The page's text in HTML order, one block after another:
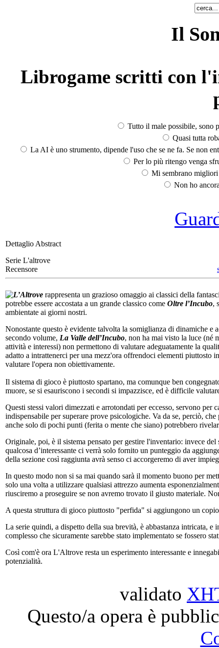
Il
Librogame scritti con
Tutto il male possibile, sono
Quasi tutta
La AI è uno strumento, dipende l'uso che se ne fa. Se non
Per lo più ritengo venga
Mi sembrano
Non ho
Dettaglio Abstract
Serie L'altrove
Recensore
L’Altrove rappresenta un grazioso omaggio ai classici della
potrebbe essere accostata a un grande classico come Oltre l’Incubo,
ambientate ai giorni nostri.
Nonostante questo è evidente talvolta la somiglianza di dinamiche
secondo volume, La Valle dell’Incubo, non ha mai visto la luce (né
attività e interessi) non permettono di valutare adeguatamente la
adatto a intrattenerci per una mezz'ora offrendoci elementi
valutare l'opera non obiettivamente.
Il sistema di gioco è piuttosto spartano, ma comunque ben
muore, se si esauriscono i secondi si impazzisce, ed è difficile
Questi stessi valori dimezzati e arrotondati per eccesso, servono per
indispensabile per superare prove psicologiche. Va da se, perciò,
anche solo di pochi punti (ferita o mente che siano) potrebbero
Originale, poi, è il sistema pensato per gestire l'inventario: invece
qualcosa d’interessante ci verrà solo fornito un punteggio da
della sezione così raggiunta avrà senso ci accorgeremo di aver
In questo modo non si sa mai quando sarà il momento buono per
solo una volta a utilizzare qualsiasi attrezzo aumenta
riusciremo a proseguire se non avremo trovato il giusto materiale.
A questa struttura di gioco piuttosto "perfida" si aggiungono un
La serie quindi, a dispetto della sua brevità, è abbastanza intricata,
complesso che sicuramente sarebbe stato implementato se fossero
Così com'è ora L'Altrove resta un esperimento interessante e
potenzialità.
validato
Questo/a opera è